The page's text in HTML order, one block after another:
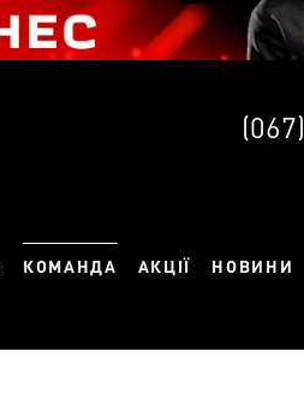
(067)
КОМАНДА АКЦІЇ НОВИНИ